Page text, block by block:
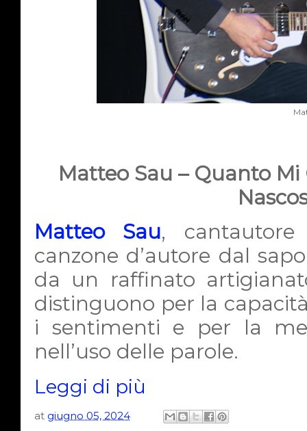
Matteo Sau – Quanto Mi
Matteo Sau, cantautore
canzone d’autore dal
da un raffinato
distinguono per la
i sentimenti e per la
nell’uso delle parole.
Leggi di più
at giugno 05, 2024